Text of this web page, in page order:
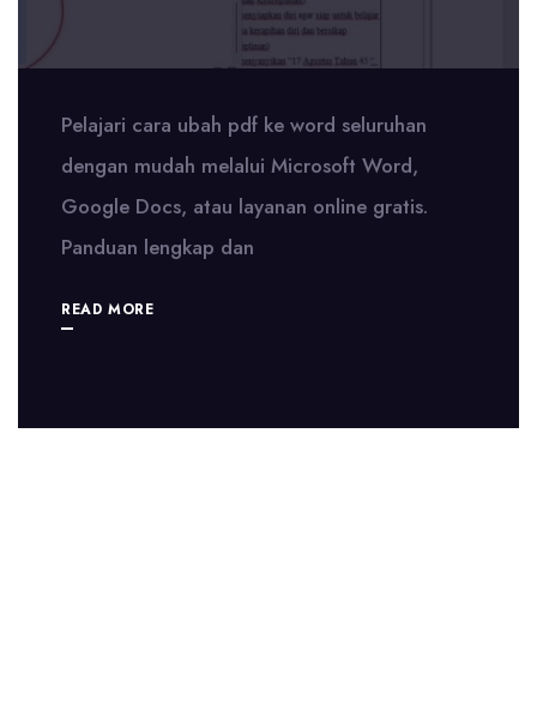
Pelajari cara ubah pdf ke word seluruhan
dengan mudah melalui Microsoft Word,
Google Docs, atau layanan online gratis.
Panduan lengkap dan
READ MORE